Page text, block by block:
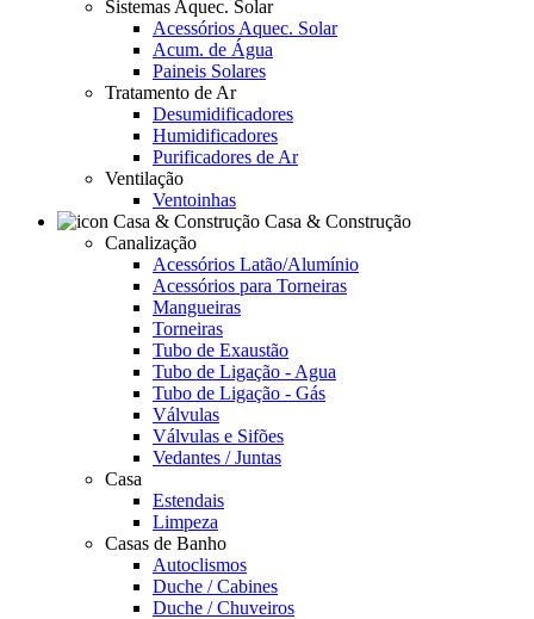
Sistemas Aquec. Solar
Acessórios Aquec. Solar
Acum. de Água
Paineis Solares
Tratamento de Ar
Desumidificadores
Humidificadores
Purificadores de Ar
Ventilação
Ventoinhas
Casa & Construção
Canalização
Acessórios Latão/Alumínio
Acessórios para Torneiras
Mangueiras
Torneiras
Tubo de Exaustão
Tubo de Ligação - Agua
Tubo de Ligação - Gás
Válvulas
Válvulas e Sifões
Vedantes / Juntas
Casa
Estendais
Limpeza
Casas de Banho
Autoclismos
Duche / Cabines
Duche / Chuveiros